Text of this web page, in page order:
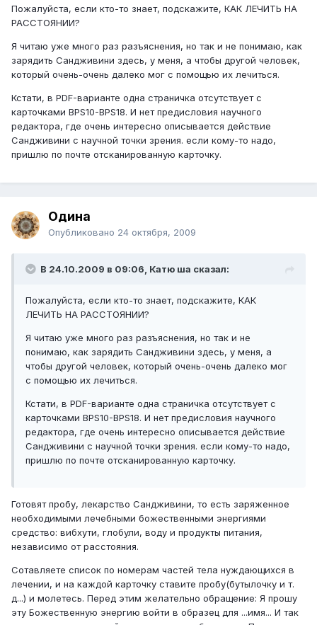
Пожалуйста, если кто-то знает, подскажите, КАК ЛЕЧИТЬ НА
РАССТОЯНИИ?
Я читаю уже много раз разъяснения, но так и не понимаю, как
зарядить Сандживини здесь, у меня, а чтобы другой человек,
который очень-очень далеко мог с помощью их лечиться.
Кстати, в PDF-варианте одна страничка отсутствует с
карточками BPS10-BPS18. И нет предисловия научного
редактора, где очень интересно описывается действие
Сандживини с научной точки зрения. если кому-то надо,
пришлю по почте отсканированную карточку.
Одина
Опубликовано 24 октября, 2009
В 24.10.2009 в 09:06, Катю ша сказал:
Пожалуйста, если кто-то знает, подскажите, КАК
ЛЕЧИТЬ НА РАССТОЯНИИ?
Я читаю уже много раз разъяснения, но так и не
понимаю, как зарядить Сандживини здесь, у меня, а
чтобы другой человек, который очень-очень далеко мог
с помощью их лечиться.
Кстати, в PDF-варианте одна страничка отсутствует с
карточками BPS10-BPS18. И нет предисловия научного
редактора, где очень интересно описывается действие
Сандживини с научной точки зрения. если кому-то надо,
пришлю по почте отсканированную карточку.
Готовят пробу, лекарство Сандживини, то есть заряженное
необходимыми лечебными божественными энергиями
средство: вибхути, глобули, воду и продукты питания,
независимо от расстояния.
Сотавляете список по номерам частей тела нуждающихся в
лечении, и на каждой карточку ставите пробу(бутылочку и т.
д...) и молетесь. Перед этим желательно обращение: Я прошу
эту Божественную энергию войти в образец для ...имя... И так